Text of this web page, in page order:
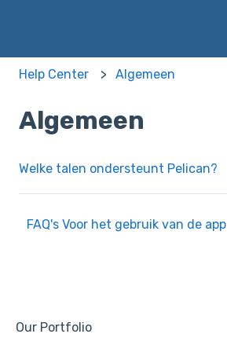
Help Center Algemeen
Algemeen
Welke talen ondersteunt Pelican?
FAQ's Voor het gebruik van de app
Accountinstellingen
Our Portfolio